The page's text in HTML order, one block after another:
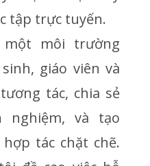
tập trực tuyến.
môi trường
giáo viên và
tác, chia sẻ
nghiệm, và tạo
tác chặt chẽ.